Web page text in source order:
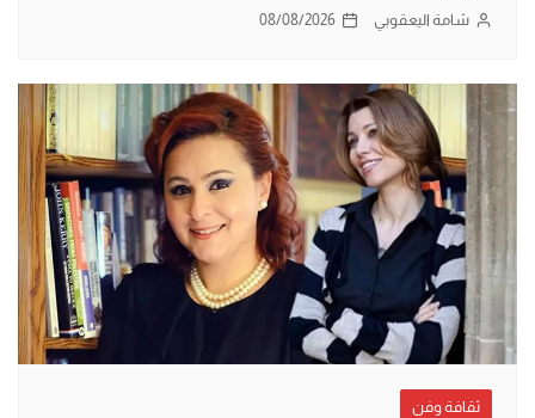
شامة اليعقوبي 08/08/2026
ثقافة وفن